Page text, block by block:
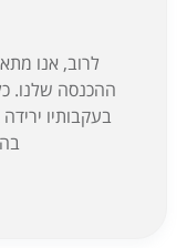
לרוב, אנו
ההכנסה שלנו.
בעקבותיו